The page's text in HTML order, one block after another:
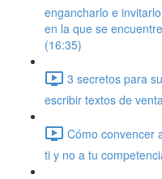
engancharlo e
en la que se
(16:35)
3 secretos para
escribir textos de
Cómo convencer
ti y no a tu